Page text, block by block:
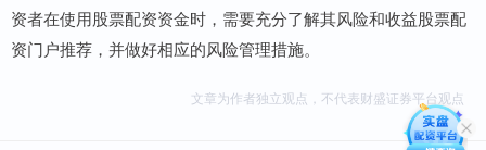
资者在使用股票配资资金时，需要充分了解其风险和收益股票配
资门户推荐，并做好相应的风险管理措施。
文章为作者独立观点，不代表财盛证券平台观点